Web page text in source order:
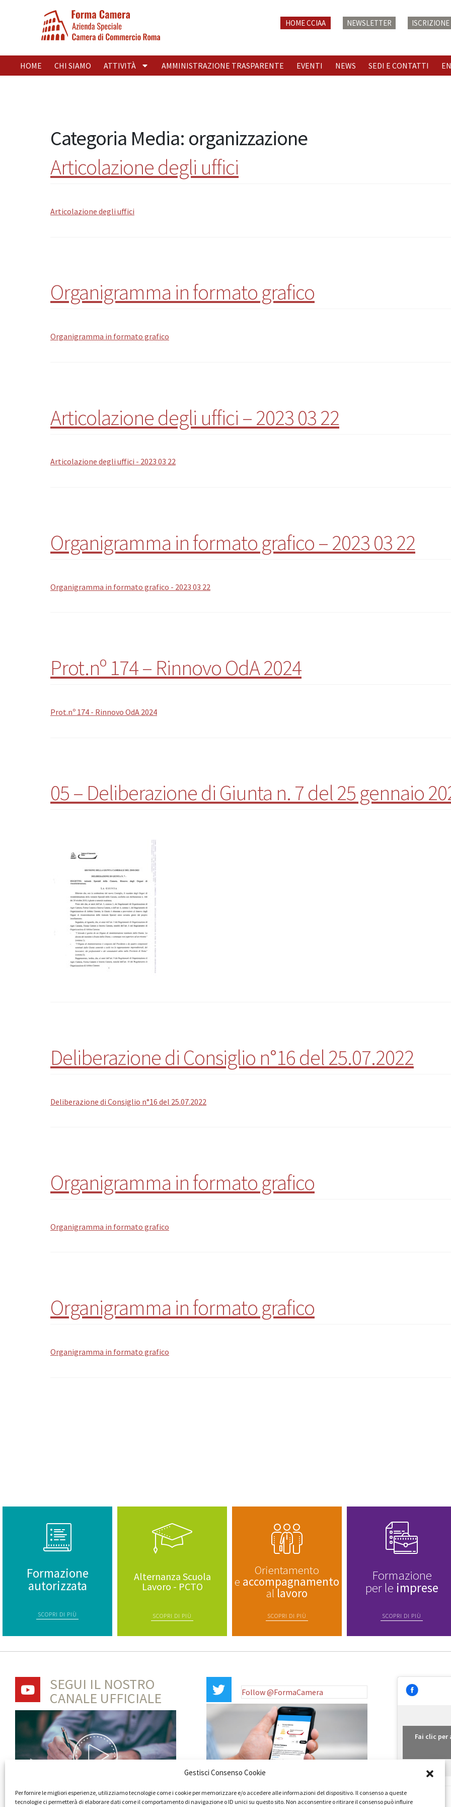
Gestisci Consenso Cookie
Per fornire le migliori esperienze, utilizziamo tecnologie come i cookie per memorizzare e/o accedere alle informazioni del dispositivo. Il consenso a queste
tecnologie ci permetterà di elaborare dati come il comportamento di navigazione o ID unici su questo sito. Non acconsentire o ritirare il consenso può influire
HOME CCIAA NEWSLETTER
HOME CHI SIAMO ATTIVITÀ AMMINISTRAZIONE TRASPARENTE EVENTI NEWS SEDI E CONTATTI EN
Categoria Media: organizzazione
Articolazione degli uffici
Articolazione degli uffici
Organigramma in formato grafico
Organigramma in formato grafico
Articolazione degli uffici – 2023 03 22
Articolazione degli uffici - 2023 03 22
Organigramma in formato grafico – 2023 03 22
Organigramma in formato grafico - 2023 03 22
Prot.nº 174 – Rinnovo OdA 2024
Prot.nº 174 - Rinnovo OdA 2024
05 – Deliberazione di Giunta n. 7 del 25 gennaio
Deliberazione di Consiglio n°16 del 25.07.2022
Deliberazione di Consiglio n°16 del 25.07.2022
Organigramma in formato grafico
Organigramma in formato grafico
Organigramma in formato grafico
Organigramma in formato grafico
Formazione
autorizzata
SCOPRI DI PIÙ
Alternanza Scuola
Lavoro - PCTO
SCOPRI DI PIÙ
Orientamento
e accompagnamento
allavoro
SCOPRI DI PIÙ
Formazione
per le imprese
SCOPRI DI PIÙ
SEGUI IL NOSTRO
CANALE UFFICIALE Follow @FormaCamera
Fai clic